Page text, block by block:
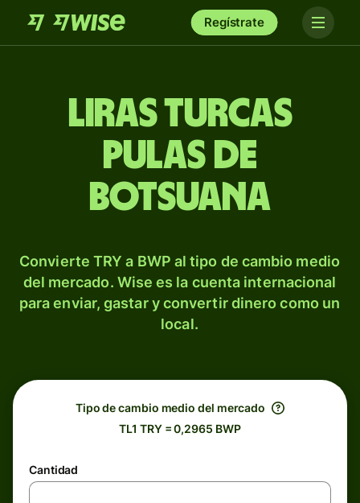
Regístrate
Liras turcas
pulas de
Botsuana
Convierte TRY a BWP al tipo de cambio medio
del mercado. Wise es la cuenta internacional
para enviar, gastar y convertir dinero como un
local.
Tipo de cambio medio del mercado
TL1 TRY = 0,2965 BWP
Cantidad